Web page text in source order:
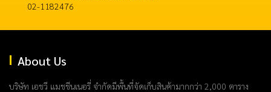
02-1182476
About Us
บริษัท เอชวี แมชชีนเนอรี่ จำกัดมีพื้นที่จัดเก็บสินค้ามากกว่า 2,000 ตาราง